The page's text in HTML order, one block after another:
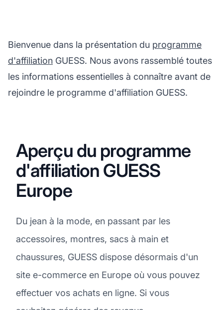
Bienvenue dans la présentation du programme
d'affiliation GUESS. Nous avons rassemblé toutes
les informations essentielles à connaître avant de
rejoindre le programme d'affiliation GUESS.
Aperçu du programme
d'affiliation GUESS
Europe
Du jean à la mode, en passant par les
accessoires, montres, sacs à main et
chaussures, GUESS dispose désormais d'un
site e-commerce en Europe où vous pouvez
effectuer vos achats en ligne. Si vous